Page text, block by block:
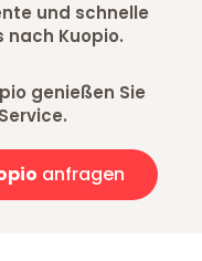
und schnelle
nach Kuopio.
genießen Sie
anfragen